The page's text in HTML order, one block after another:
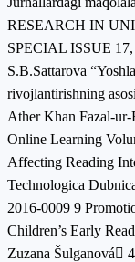
RESEARCH IN
SPECIAL ISSUE
S.B.Sattarova
rivojlantirishning
Ather Khan Fazal-ur-
Online Learning
Affecting Reading
Technologica
2016-0009 9
Children’s Early
Zuzana